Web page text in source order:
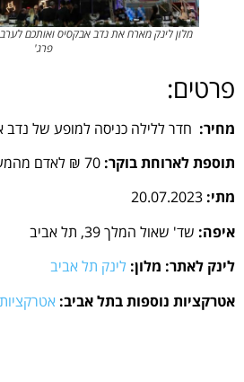
מלון לינק מארח את נדב אבקסיס ואותכם
פרג'
פרטים:
מחיר: חדר ללילה כניסה למופע של נדב אבקסיס –
תוספת לארוחת בוקר:
מתי:
איפה: שד' שאול המלך 39, תל אביב
לינק לאתר: מלון: לינק תל אביב
אטרקציות נוספות בתל אביב: